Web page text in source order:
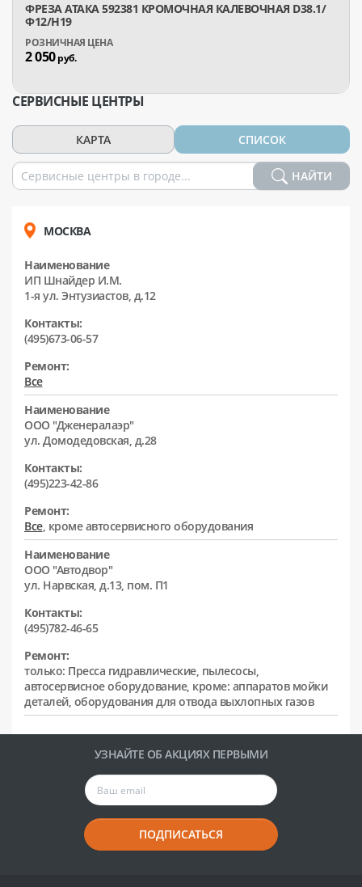
ФРЕЗА АТАКА 592381 КРОМОЧНАЯ КАЛЕВОЧНАЯ D38.1/
Ф12/H19
2 050руб.
СЕРВИСНЫЕ ЦЕНТРЫ
КАРТА СПИСОК
НАЙТИ
МОСКВА
Наименование
ИП Шнайдер И.М.
1-я ул. Энтузиастов, д.12
Контакты:
(495)673-06-57
Ремонт:
Все
Наименование
ООО "Дженералаэр"
ул. Домодедовская, д.28
Контакты:
(495)223-42-86
Ремонт:
Все, кроме автосервисного оборудования
Наименование
ООО "Автодвор"
ул. Нарвская, д.13, пом. П1
Контакты:
(495)782-46-65
Ремонт:
только: Пресса гидравлические, пылесосы,
автосервисное оборудование, кроме: аппаратов мойки
деталей, оборудования для отвода выхлопных газов
УЗНАЙТЕ ОБ АКЦИЯХ ПЕРВЫМИ
ПОДПИСАТЬСЯ